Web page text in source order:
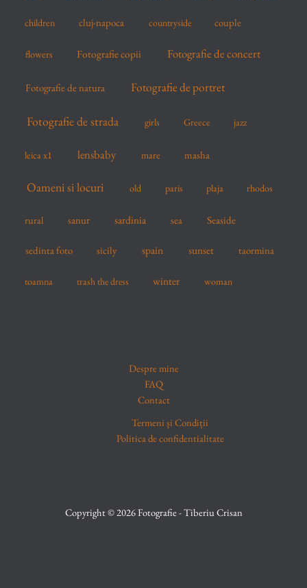
children cluj-napoca countryside couple
flowers Fotografie copii Fotografie de concert
Fotografie de natura Fotografie de portret
Fotografie de strada girls Greece jazz
leica x1 lensbaby mare masha
Oameni si locuri old paris plaja rhodos
rural sanur sardinia sea Seaside
sedinta foto sicily spain sunset taormina
toamna trash the dress winter woman
Despre mine
FAQ
Contact
Termeni și Condiții
Politica de confidentialitate
Copyright © 2026 Fotografie - Tiberiu Crisan